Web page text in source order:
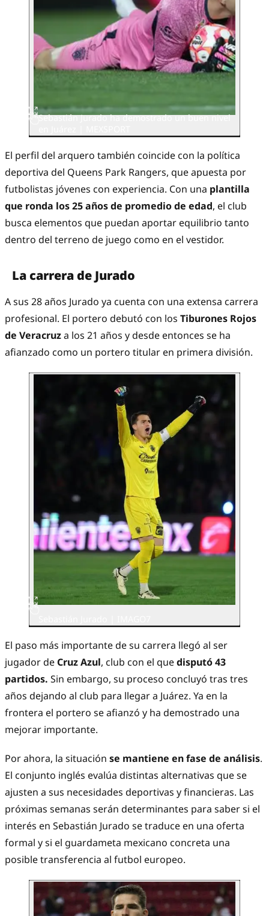
Sebastián Jurado ha demostrado un buen nivel
El perfil del arquero también coincide con la política
deportiva del Queens Park Rangers, que apuesta por
futbolistas jóvenes con experiencia. Con una plantilla
que ronda los 25 años de promedio de edad, el club
busca elementos que puedan aportar equilibrio tanto
dentro del terreno de juego como en el vestidor.
La carrera de Jurado
A sus 28 años Jurado ya cuenta con una extensa carrera
profesional. El portero debutó con los Tiburones Rojos
de Veracruza los 21 años y desde entonces se ha
afianzado como un portero titular en primera división.
El paso más importante de su carrera llegó al ser
jugador de Cruz Azul, club con el quedisputó 43
partidos. Sin embargo, su proceso concluyó tras tres
años dejando al club para llegar a Juárez. Ya en la
frontera el portero se afianzó y ha demostrado una
mejorar importante.
Por ahora, la situación se mantiene en fase de análisis.
El conjunto inglés evalúa distintas alternativas que se
ajusten a sus necesidades deportivas y financieras. Las
próximas semanas serán determinantes para saber si el
interés en Sebastián Jurado se traduce en una oferta
formal y si el guardameta mexicano concreta una
posible transferencia al futbol europeo.